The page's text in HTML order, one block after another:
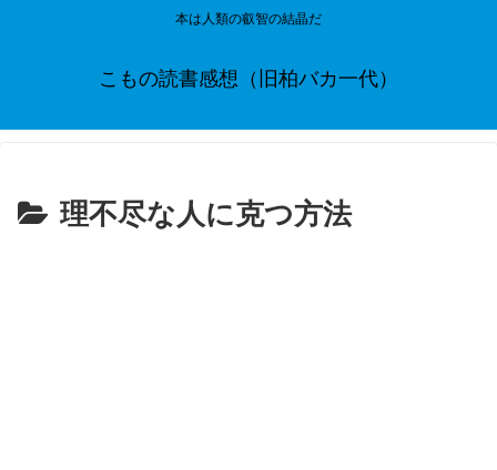
本は人類の叡智の結晶だ
こもの読書感想（旧柏バカ一代）
理不尽な人に克つ方法